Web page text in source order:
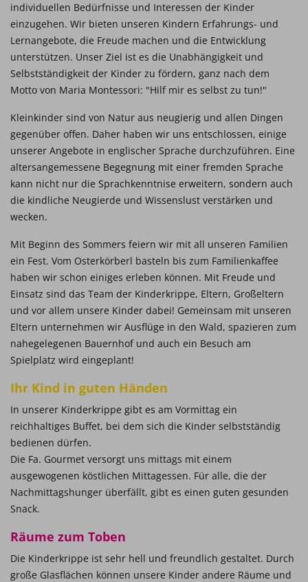
individuellen Bedürfnisse und Interessen der Kinder
einzugehen. Wir bieten unseren Kindern Erfahrungs- und
Lernangebote, die Freude machen und die Entwicklung
unterstützen. Unser Ziel ist es die Unabhängigkeit und
Selbstständigkeit der Kinder zu fördern, ganz nach dem
Motto von Maria Montessori: "Hilf mir es selbst zu tun!"
Kleinkinder sind von Natur aus neugierig und allen Dingen
gegenüber offen. Daher haben wir uns entschlossen, einige
unserer Angebote in englischer Sprache durchzuführen. Eine
altersangemessene Begegnung mit einer fremden Sprache
kann nicht nur die Sprachkenntnise erweitern, sondern auch
die kindliche Neugierde und Wissenslust verstärken und
wecken.
Mit Beginn des Sommers feiern wir mit all unseren Familien
ein Fest. Vom Osterkörberl basteln bis zum Familienkaffee
haben wir schon einiges erleben können. Mit Freude und
Einsatz sind das Team der Kinderkrippe, Eltern, Großeltern
und vor allem unsere Kinder dabei! Gemeinsam mit unseren
Eltern unternehmen wir Ausflüge in den Wald, spazieren zum
nahegelegenen Bauernhof und auch ein Besuch am
Spielplatz wird eingeplant!
Ihr Kind in guten Händen
In unserer Kinderkrippe gibt es am Vormittag ein
reichhaltiges Buffet, bei dem sich die Kinder selbstständig
bedienen dürfen.
Die Fa. Gourmet versorgt uns mittags mit einem
ausgewogenen köstlichen Mittagessen. Für alle, die der
Nachmittagshunger überfällt, gibt es einen guten gesunden
Snack.
Räume zum Toben
Die Kinderkrippe ist sehr hell und freundlich gestaltet. Durch
große Glasflächen können unsere Kinder andere Räume und